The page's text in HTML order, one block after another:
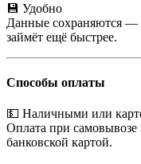
💾 Удобно
Данные сохраняются —
займёт ещё быстрее.
Способы оплаты
💵 Наличными или
Оплата при
банковской картой.